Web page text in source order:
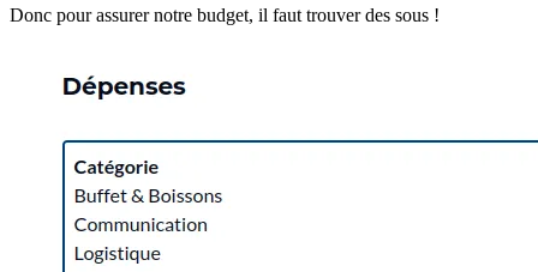
Donc pour assurer notre budget, il faut trouver des sous !